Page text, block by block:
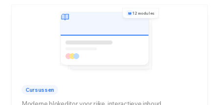
12 modules
Cursussen